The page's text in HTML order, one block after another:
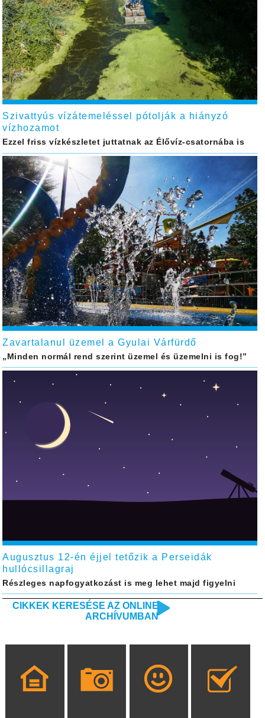
Szivattyús vízátemeléssel pótolják a hiányzó
vízhozamot
Ezzel friss vízkészletet juttatnak az Élővíz-csatornába is
Zavartalanul üzemel a Gyulai Várfürdő
„Minden normál rend szerint üzemel és üzemelni is fog!”
Augusztus 12-én éjjel tetőzik a Perseidák
hullócsillagraj
Részleges napfogyatkozást is meg lehet majd figyelni
CIKKEK KERESÉSE AZ ONLINE
ARCHÍVUMBAN